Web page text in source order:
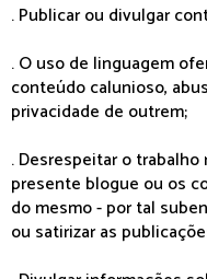
. Publicar ou divulgar
. O uso de linguagem
conteúdo calunioso,
privacidade de outrem;
. Desrespeitar o
presente blogue ou os
do mesmo - por tal
ou satirizar as